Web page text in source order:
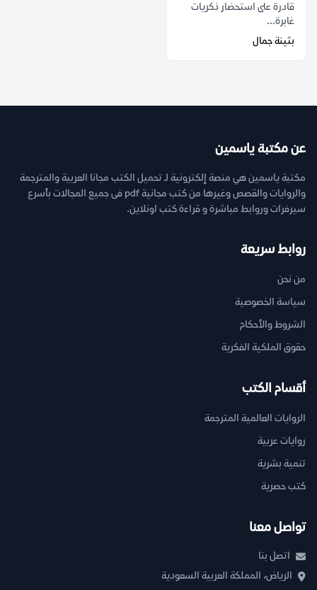
قادرة على استحضار ذكريات
غابرة...
بثينة جمال
عن مكتبة ياسمين
مكتبة ياسمين هي منصة إلكترونية لـ تحميل الكتب مجانا العربية والمترجمة
والروايات والقصص وغيرها من كتب مجانية pdf فى جميع المجالات بأسرع
سيرفرات وروابط مباشرة و قراءة كتب اونلاين.
روابط سريعة
من نحن
سياسة الخصوصية
الشروط والأحكام
حقوق الملكية الفكرية
أقسام الكتب
الروايات العالمية المترجمة
روايات عربية
تنمية بشرية
كتب حصرية
تواصل معنا
اتصل بنا
الرياض، المملكة العربية السعودية